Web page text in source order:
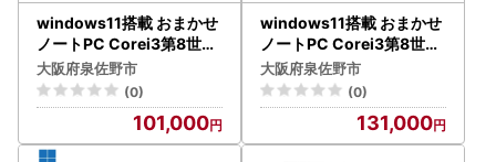
windows11搭載 おまかせ
ノートPC Corei3第8世代
CPU メモリ8GB SSD120
GB 12～13型
大阪府泉佐野市
(0)
101,000
windows11搭載 おまかせ
ノートPC Corei3第8世代
CPU メモリ8GB SSD480
GB 12～13型
大阪府泉佐野市
(0)
131,000